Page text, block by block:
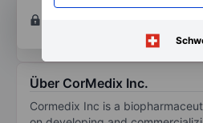
Konto eröffnenum Zugriff
Über CorMedix Inc.
Cormedix Inc is a